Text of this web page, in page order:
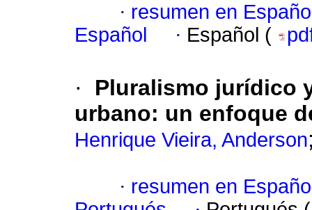
· resumen en
Español
· Español (
·
Pluralismo jurídico
urbano: un enfoque
Henrique Vieira, Anderson
· resumen en